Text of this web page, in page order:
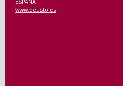
ESPAÑA
www.deusto.es